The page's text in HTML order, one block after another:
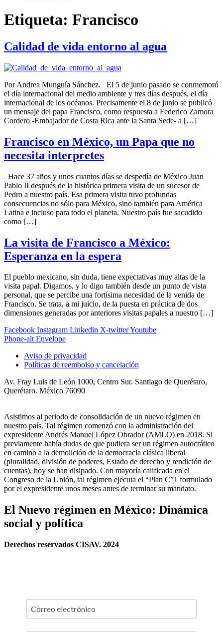
Etiqueta: Francisco
Calidad de vida entorno al agua
Por Andrea Munguía Sánchez. El 5 de junio pasado se conmemoró
el día internacional del medio ambiente y tres días después, el día
internacional de los océanos. Precisamente el 8 de junio se publicó
un mensaje del papa Francisco, como respuesta a Federico Zamora
Cordero -Embajador de Costa Rica ante la Santa Sede- a […]
Francisco en México, un Papa que no
necesita interpretes
Hace 37 años y unos cuantos días se despedía de México Juan
Pablo II después de la histórica primera visita de un sucesor de
Pedro a nuestro país. Esa primera visita tuvo profundas
consecuencias no sólo para México, sino también para América
Latina e incluso para todo el planeta. Nuestro país fue sacudido
como […]
La visita de Francisco a México:
Esperanza en la espera
El pueblo mexicano, sin duda, tiene expectativas muy altas de la
visita papal. Digamos, y lo digo también desde un punto de vista
personal, que se percibe una fortísima necesidad de la venida de
Francisco. Se trata, a mi juicio, de la puesta en práctica de dos
dimensiones generadas por anteriores visitas papales a nuestro […]
Facebook Instagram Linkedin X-twitterYoutube
Phone-alt Envelope
Aviso de privacidad
Políticas de reembolso y cancelación
Av. Fray Luis de León 1000, Centro Sur. Santiago de Querétaro,
Querétaro. México 76090
Asistimos al periodo de consolidación de un nuevo régimen en
nuestro país. Tal régimen comenzó con la administración del
expresidente Andrés Manuel López Obrador (AMLO) en 2018. Si
previamente había dudas de que pudiera ser un régimen autocrático
en camino a la demolición de la democracia clásica liberal
(pluralidad, división de poderes, Estado de derecho y rendición de
cuentas), hoy se han disipado. Con mayoría calificada en el
Congreso de la Unión, tal régimen ejecuta el “Plan C”1 formulado
por el expresidente unos meses antes de terminar su mandato.
El Nuevo régimen en México: Dinámica
social y política
Derechos reservados CISAV. 2024